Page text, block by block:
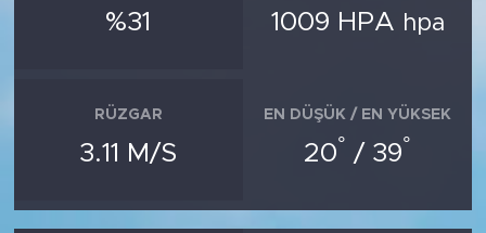
%31 1009 HPA hpa
RÜZGAR
3.11 M/S
EN DÜŞÜK / EN YÜKSEK
20° / 39°